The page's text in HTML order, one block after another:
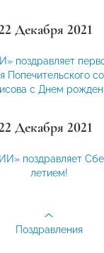
Декабря 2021
Попечительского
с Днем
Декабря 2021
поздравляет
летием!
Поздравления